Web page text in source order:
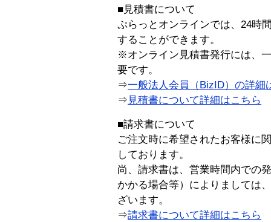
■見積書について
ぷらっとオンラインでは、24時
することができます。
※オンライン見積書発行には、
要です。
⇒一般法人会員（BizID）の詳細
⇒ 見積書について詳細はこちら
■請求書について
ご注文時に希望されたお客様に
しております。
尚、請求書は、営業時間内での
かかる場合等）によりましては
ざいます。
⇒請求書について詳細はこちら